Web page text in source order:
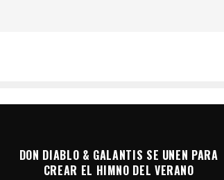
DON DIABLO & GALANTIS SE UNEN PARA
CREAR EL HIMNO DEL VERANO